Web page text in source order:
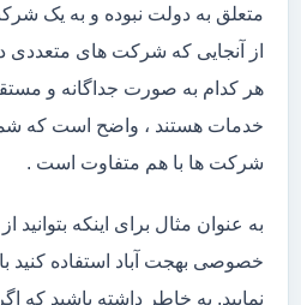
متعلق به دولت نبوده و به یک
از آنجایی که شرکت های متعددی
هر کدام به صورت جداگانه و
خدمات هستند ، واضح است که
شرکت ها با هم متفاوت است .
به عنوان مثال برای اینکه بتوانید
خصوصی بهجت آباد استفاده کنید
نمایید. به خاطر داشته باشید که